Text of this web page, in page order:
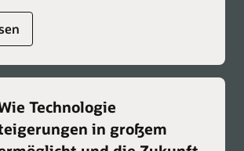
Technologie
in großem